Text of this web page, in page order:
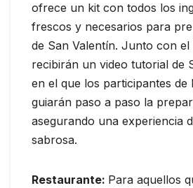
ofrece un kit con todos los
frescos y necesarios para
de San Valentín. Junto con el
recibirán un video tutorial de
en el que los participantes de
guiarán paso a paso la
asegurando una experiencia
sabrosa.
Restaurante: Para aquellos